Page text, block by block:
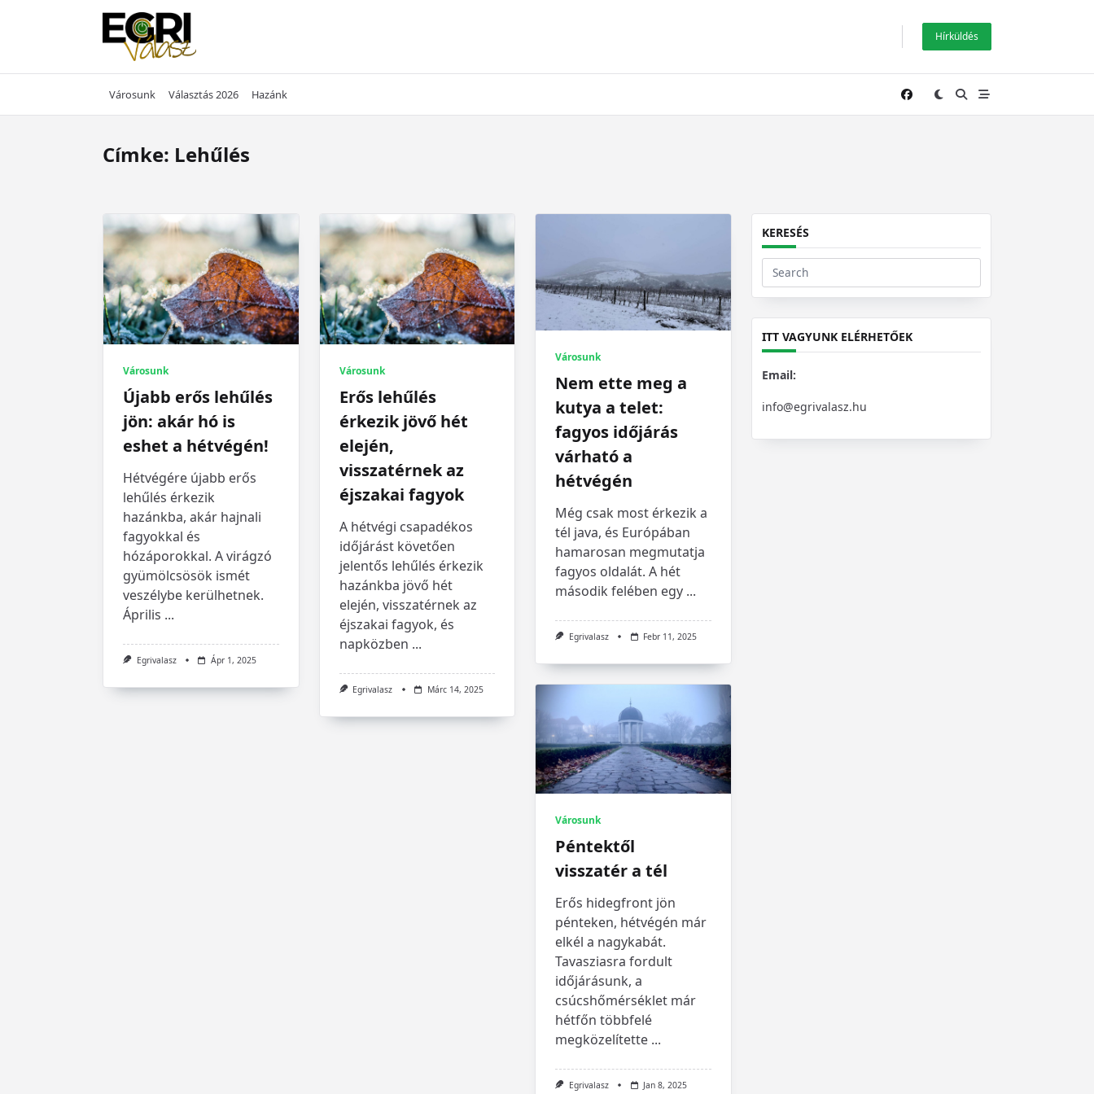
Hírküldés
Városunk Választás 2026 Hazánk
Címke: Lehűlés
Városunk
Újabb erős lehűlés
jön: akár hó is
eshet a hétvégén!
Hétvégére újabb erős
lehűlés érkezik
hazánkba, akár hajnali
fagyokkal és
hózáporokkal. A virágzó
gyümölcsösök ismét
veszélybe kerülhetnek.
Április ...
Egrivalasz Ápr 1, 2025
Városunk
Erős lehűlés
érkezik jövő hét
elején,
visszatérnek az
éjszakai fagyok
A hétvégi csapadékos
időjárást követően
jelentős lehűlés érkezik
hazánkba jövő hét
elején, visszatérnek az
éjszakai fagyok, és
napközben ...
Egrivalasz Márc 14, 2025
Városunk
Nem ette meg a
kutya a telet:
fagyos időjárás
várható a
hétvégén
Még csak most érkezik a
tél java, és Európában
hamarosan megmutatja
fagyos oldalát. A hét
második felében egy ...
Egrivalasz Febr 11, 2025
Városunk
Péntektől
visszatér a tél
Erős hidegfront jön
pénteken, hétvégén már
elkél a nagykabát.
Tavasziasra fordult
időjárásunk, a
csúcshőmérséklet már
hétfőn többfelé
megközelítette ...
Egrivalasz Jan 8, 2025
KERESÉS
Search
for:
ITT VAGYUNK ELÉRHETŐEK
Email:
info@egrivalasz.hu